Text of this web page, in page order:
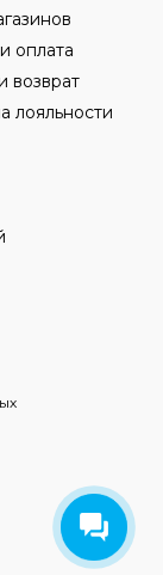
оплата
возврат
лояльности